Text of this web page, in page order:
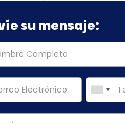
su mensaje: